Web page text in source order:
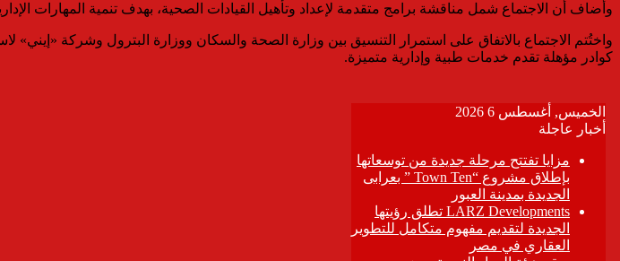
وأضاف أن الاجتماع شمل مناقشة برامج متقدمة لإعداد وتأهيل القيادات الصحية، بهدف تنمية المهارات
واختُتم الاجتماع بالاتفاق على استمرار التنسيق بين وزارة الصحة والسكان ووزارة البترول وشركة «إيني»
كوادر مؤهلة تقدم خدمات طبية وإدارية متميزة.